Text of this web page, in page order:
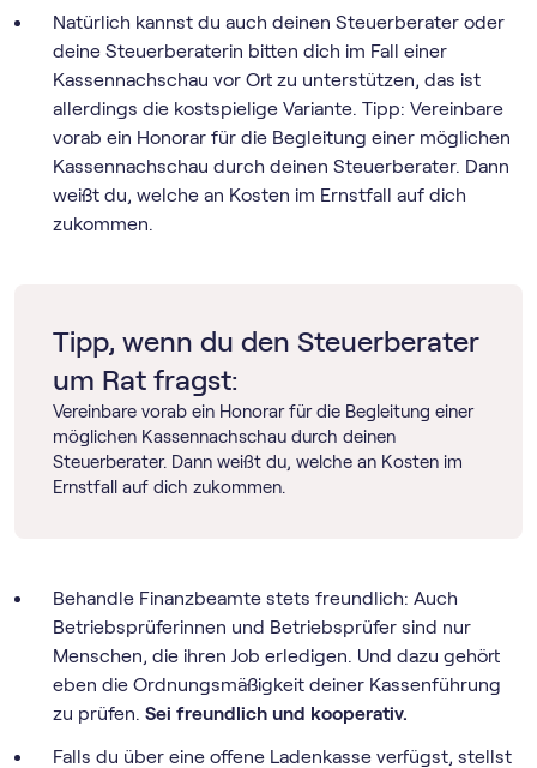
Natürlich kannst du auch deinen Steuerberater oder
deine Steuerberaterin bitten dich im Fall einer
Kassennachschau vor Ort zu unterstützen, das ist
allerdings die kostspielige Variante. Tipp: Vereinbare
vorab ein Honorar für die Begleitung einer möglichen
Kassennachschau durch deinen Steuerberater. Dann
weißt du, welche an Kosten im Ernstfall auf dich
zukommen.
Tipp, wenn du den Steuerberater
um Rat fragst:
Vereinbare vorab ein Honorar für die Begleitung einer
möglichen Kassennachschau durch deinen
Steuerberater. Dann weißt du, welche an Kosten im
Ernstfall auf dich zukommen.
Behandle Finanzbeamte stets freundlich: Auch
Betriebsprüferinnen und Betriebsprüfer sind nur
Menschen, die ihren Job erledigen. Und dazu gehört
eben die Ordnungsmäßigkeit deiner Kassenführung
zu prüfen. Sei freundlich und kooperativ.
Falls du über eine offene Ladenkasse verfügst, stellst